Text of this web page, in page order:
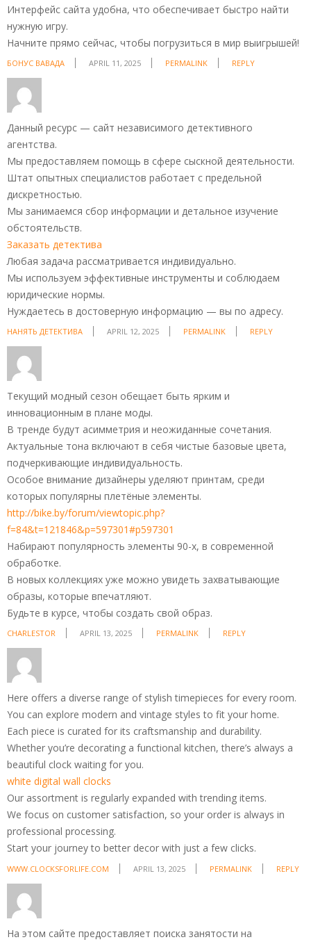
Интерфейс сайта удобна, что обеспечивает быстро найти
нужную игру.
Начните прямо сейчас, чтобы погрузиться в мир выигрышей!
БОНУС ВАВАДА APRIL 11, 2025 PERMALINK REPLY
Данный ресурс — сайт независимого детективного
агентства.
Мы предоставляем помощь в сфере сыскной деятельности.
Штат опытных специалистов работает с предельной
дискретностью.
Мы занимаемся сбор информации и детальное изучение
обстоятельств.
Заказать детектива
Любая задача рассматривается индивидуально.
Мы используем эффективные инструменты и соблюдаем
юридические нормы.
Нуждаетесь в достоверную информацию — вы по адресу.
НАНЯТЬ ДЕТЕКТИВА APRIL 12, 2025 PERMALINK REPLY
Текущий модный сезон обещает быть ярким и
инновационным в плане моды.
В тренде будут асимметрия и неожиданные сочетания.
Актуальные тона включают в себя чистые базовые цвета,
подчеркивающие индивидуальность.
Особое внимание дизайнеры уделяют принтам, среди
которых популярны плетёные элементы.
http://bike.by/forum/viewtopic.php?
f=84&t=121846&p=597301#p597301
Набирают популярность элементы 90-х, в современной
обработке.
В новых коллекциях уже можно увидеть захватывающие
образы, которые впечатляют.
Будьте в курсе, чтобы создать свой образ.
CHARLESTOR APRIL 13, 2025 PERMALINK REPLY
Here offers a diverse range of stylish timepieces for every room.
You can explore modern and vintage styles to fit your home.
Each piece is curated for its craftsmanship and durability.
Whether you’re decorating a functional kitchen, there’s always a
beautiful clock waiting for you.
white digital wall clocks
Our assortment is regularly expanded with trending items.
We focus on customer satisfaction, so your order is always in
professional processing.
Start your journey to better decor with just a few clicks.
WWW.CLOCKSFORLIFE.COM APRIL 13, 2025 PERMALINK REPLY
На этом сайте предоставляет поиска занятости на